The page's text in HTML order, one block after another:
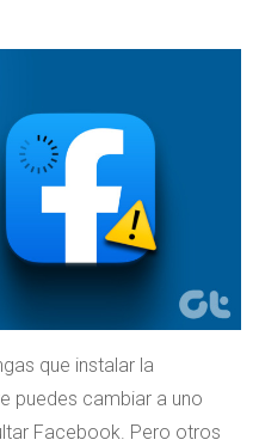
que instalar la
puedes cambiar a uno
Facebook. Pero otros